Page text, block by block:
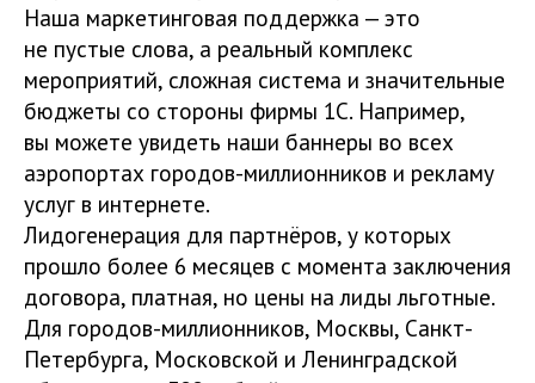
Наша маркетинговая поддержка — это
не пустые слова, а реальный комплекс
мероприятий, сложная система и значительные
бюджеты со стороны фирмы 1С. Например,
вы можете увидеть наши баннеры во всех
аэропортах городов-миллионников и рекламу
услуг в интернете.
Лидогенерация для партнёров, у которых
прошло более 6 месяцев с момента заключения
договора, платная, но цены на лиды льготные.
Для городов-миллионников, Москвы, Санкт-
Петербурга, Московской и Ленинградской